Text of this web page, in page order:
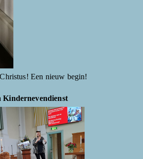
Een nieuw begin!
Kindernevendienst